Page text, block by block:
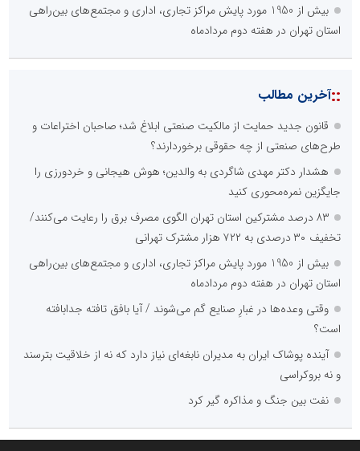
بیش از 1950 مورد پایش مراکز تجاری، اداری و مجتمع‌های بین‌راهی
استان تهران در هفته دوم مردادماه
::آخرین مطالب
قانون جدید حمایت از مالکیت صنعتی ابلاغ شد؛ صاحبان اختراعات و
طرح‌های صنعتی از چه حقوقی برخوردارند؟
هشدار دکتر مهدی شاگردی به والدین؛ هوش هیجانی و خردورزی را
جایگزین نمره‌محوری کنید
۸۳ درصد مشترکین استان تهران الگوی مصرف برق را رعایت می‌کنند/
تخفیف ۳۰ درصدی به ۷۲۲ هزار مشترک تهرانی
بیش از 1950 مورد پایش مراکز تجاری، اداری و مجتمع‌های بین‌راهی
استان تهران در هفته دوم مردادماه
وقتی وعده‌ها در غبارِ صنایع گم می‌شوند / آیا بافق تافته جدابافته
است؟
آینده پوشاک ایران به مدیران نابغه‌ای نیاز دارد که نه از خلاقیت بترسند
و نه بروکراسی
نفت بین جنگ و مذاکره گیر کرد